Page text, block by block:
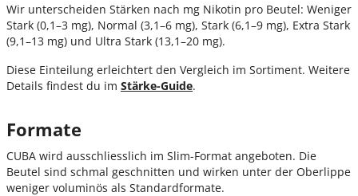
Wir unterscheiden Stärken nach mg Nikotin pro Beutel: Weniger
Stark (0,1–3 mg), Normal (3,1–6 mg), Stark (6,1–9 mg), Extra Stark
(9,1–13 mg) und Ultra Stark (13,1–20 mg).
Diese Einteilung erleichtert den Vergleich im Sortiment. Weitere
Details findest du im Stärke-Guide.
Formate
CUBA wird ausschliesslich im Slim-Format angeboten. Die
Beutel sind schmal geschnitten und wirken unter der Oberlippe
weniger voluminös als Standardformate.